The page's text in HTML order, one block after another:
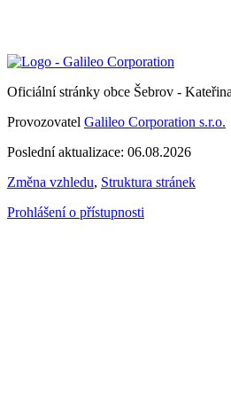
Oficiální stránky obce Šebrov -
Provozovatel Galileo Corporation s.r.o.
Poslední aktualizace: 06.08.2026
Změna vzhledu, Struktura stránek
Prohlášení o přístupnosti